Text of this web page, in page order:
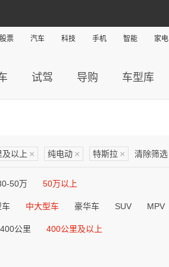
股票 汽车 科技 手机 智能 家电
试驾 导购 车型库
以上 × 纯电动 × 特斯拉 × 清除筛选
50万 50万以上
车 中大型车 豪华车 SUV MPV
公里 400公里及以上